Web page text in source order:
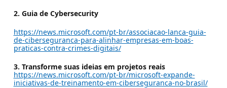
2. Guia de Cybersecurity
https://news.microsoft.com/pt-br/associacao-lanca-guia-
de-ciberseguranca-para-alinhar-empresas-em-boas-
praticas-contra-crimes-digitais/
3. Transforme suas ideias em projetos reais
https://news.microsoft.com/pt-br/microsoft-expande-
iniciativas-de-treinamento-em-ciberseguranca-no-brasil/